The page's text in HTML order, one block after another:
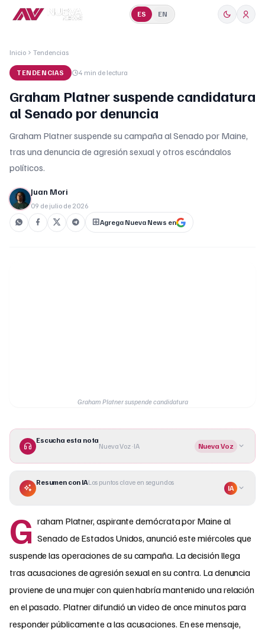
ES EN
Inicio Tendencias
TENDENCIAS 4 min de lectura
Graham Platner suspende candidatura
al Senado por denuncia
Graham Platner suspende su campaña al Senado por Maine,
tras una denuncia de agresión sexual y otros escándalos
políticos.
Juan Mori
09 de julio de 2026
Agrega Nueva News en
Graham Platner suspende candidatura
Escucha esta nota
Nueva Voz · IA Nueva Voz
Resumen con IALos puntos clave en segundos
IA
G raham Platner, aspirante demócrata por Maine al
Senado de Estados Unidos, anunció este miércoles que
suspende las operaciones de su campaña. La decisión llega
tras acusaciones de agresión sexual en su contra. La denuncia
proviene de una mujer con quien habría mantenido una relación
en el pasado. Platner difundió un video de once minutos para
responder públicamente a las acusaciones. En ese mensaje,